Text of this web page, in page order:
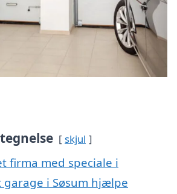
skjul
firma med speciale i
i Søsum hjælpe